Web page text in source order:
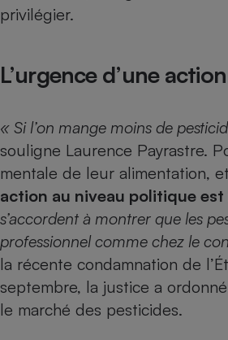
privilégier.
L’urgence d’une
« Si l’on mange moins de
souligne Laurence Payrastre.
mentale de leur alimentation,
action au niveau politique est
s’accordent à montrer que les
professionnel comme chez le
la récente condamnation de
septembre, la justice a
le marché des pesticides.